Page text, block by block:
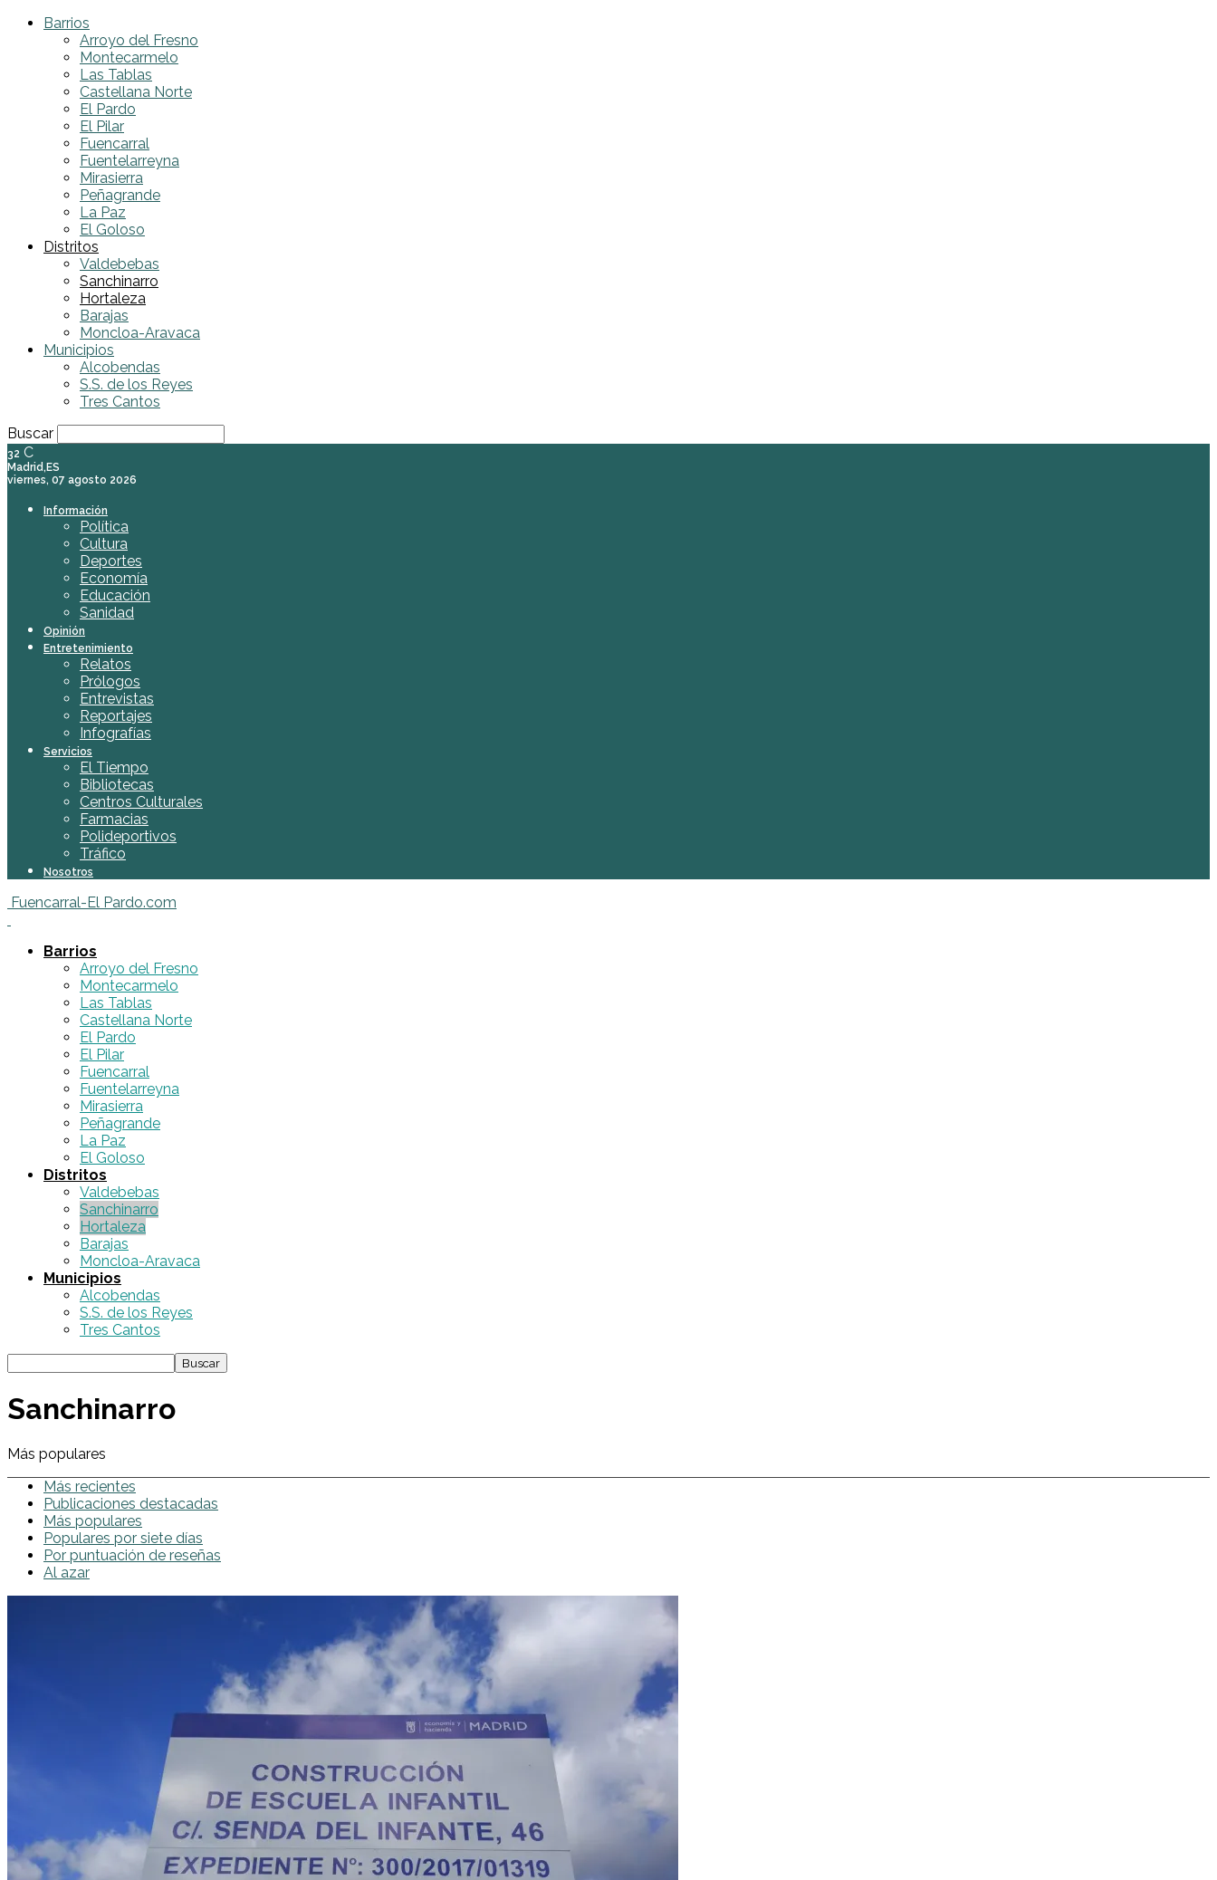
Barrios
Arroyo del Fresno
Montecarmelo
Las Tablas
Castellana Norte
El Pardo
El Pilar
Fuencarral
Fuentelarreyna
Mirasierra
Peñagrande
La Paz
El Goloso
Distritos
Valdebebas
Sanchinarro
Hortaleza
Barajas
Moncloa-Aravaca
Municipios
Alcobendas
S.S. de los Reyes
Tres Cantos
Buscar
32 C
Madrid,ES
viernes, 07 agosto 2026
Información
Política
Cultura
Deportes
Economía
Educación
Sanidad
Opinión
Entretenimiento
Relatos
Prólogos
Entrevistas
Reportajes
Infografías
Servicios
El Tiempo
Bibliotecas
Centros Culturales
Farmacias
Polideportivos
Tráfico
Nosotros
Fuencarral-El Pardo.com
Barrios
Arroyo del Fresno
Montecarmelo
Las Tablas
Castellana Norte
El Pardo
El Pilar
Fuencarral
Fuentelarreyna
Mirasierra
Peñagrande
La Paz
El Goloso
Distritos
Valdebebas
Sanchinarro
Hortaleza
Barajas
Moncloa-Aravaca
Municipios
Alcobendas
S.S. de los Reyes
Tres Cantos
Sanchinarro
Más populares
Más recientes
Publicaciones destacadas
Más populares
Populares por siete días
Por puntuación de reseñas
Al azar